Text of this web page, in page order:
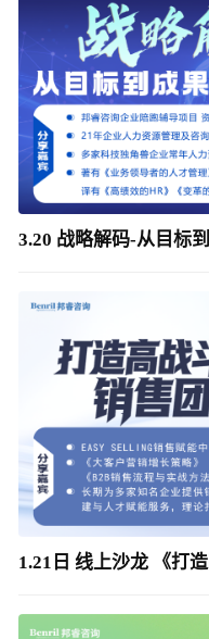
3.20 战略解码-从目标
1.21日 线上沙龙 《打